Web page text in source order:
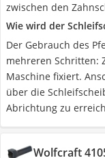
zwischen den
Wie wird der
Der Gebrauch des
mehreren Schritten:
Maschine fixiert.
über die
Abrichtung zu
Wolfcraft